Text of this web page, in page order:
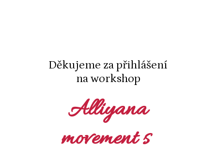
Děkujeme za přihlášení
na workshop
Alliyana
movement s